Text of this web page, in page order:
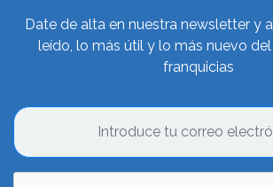
Date de alta en nuestra newsletter y
leído, lo más útil y lo más nuevo
franquicias